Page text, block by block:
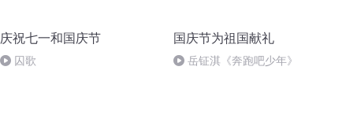
庆祝七一和国庆节
囚歌
国庆节为祖国献礼
岳钲淇《奔跑吧少年》